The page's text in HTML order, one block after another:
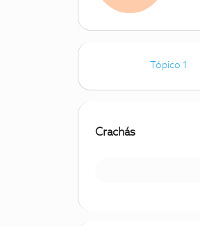
Tópico 1
Crachás